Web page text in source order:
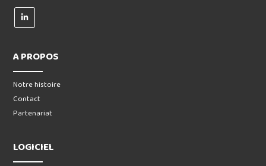
A PROPOS
Notre histoire
Contact
Partenariat
LOGICIEL